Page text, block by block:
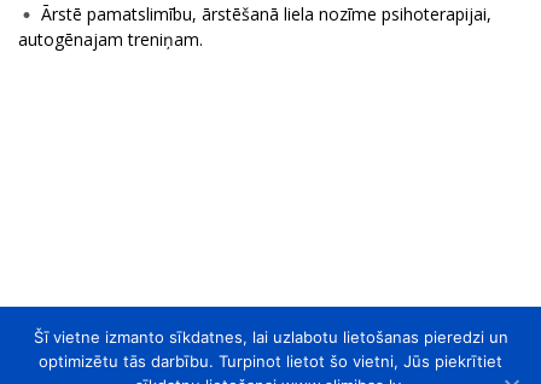
Ārstē pamatslimību, ārstēšanā liela nozīme psihoterapijai,
autogēnajam treniņam.
Šī vietne izmanto sīkdatnes, lai uzlabotu lietošanas pieredzi un
optimizētu tās darbību. Turpinot lietot šo vietni, Jūs piekrītiet